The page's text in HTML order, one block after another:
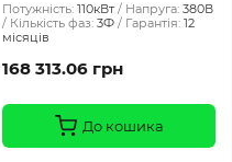
Потужність: 110кВт Напруга: 380В
Кількість фаз: 3Ф Гарантія: 12
місяців
168 313.06 грн
До кошика